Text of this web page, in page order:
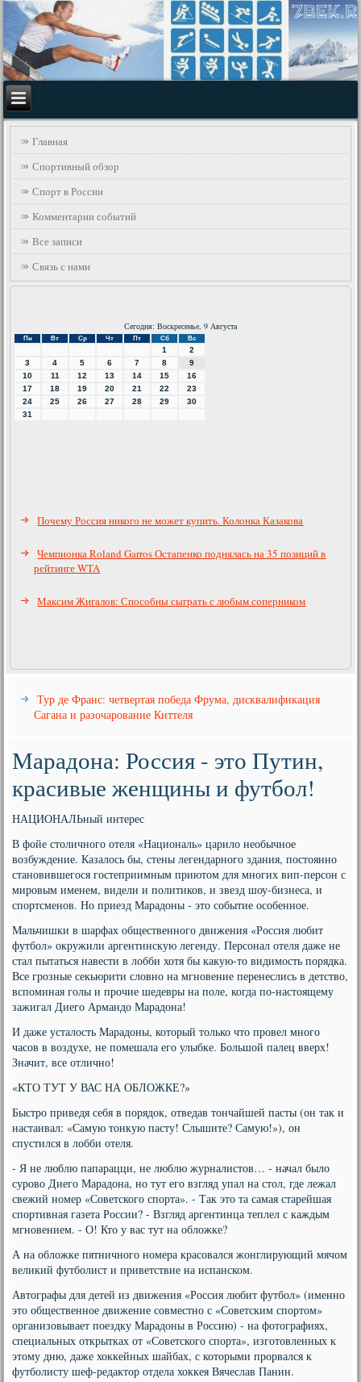
Главная
Спортивный обзор
Спорт в России
Комментарии событий
Все записи
Связь с нами
Сегодня: Воскресенье, 9 Августа
Пн Вт Ср Чт Пт Сб Вс
1
2
3
4 5 6 7 8
9
10
11 12 13 14 15
16
17
18 19 20 21 22
23
24
25 26 27 28 29
30
31
Почему Россия никого не может купить. Колонка Казакова
Чемпионка Roland Garros Остапенко поднялась на 35 позиций в
рейтинге WTA
Максим Жигалов: Способны сыграть с любым соперником
Тур де Франс: четвертая победа Фрума, дисквалификация
Сагана и разочарование Киттеля
Марадона: Россия - это Путин,
красивые женщины и футбол!
НАЦИОНАЛЬный интерес
В фойе столичного отеля «Националь» царило необычное
возбуждение. Казалось бы, стены легендарного здания, постоянно
становившегося гостеприимным приютом для многих вип-персон с
мировым именем, видели и политиков, и звезд шоу-бизнеса, и
спортсменов. Но приезд Марадоны - это событие особенное.
Мальчишки в шарфах общественного движения «Россия любит
футбол» окружили аргентинскую легенду. Персонал отеля даже не
стал пытаться навести в лобби хотя бы какую-то видимость порядка.
Все грозные секьюрити словно на мгновение перенеслись в детство,
вспоминая голы и прочие шедевры на поле, когда по-настоящему
зажигал Диего Армандо Марадона!
И даже усталость Марадоны, который только что провел много
часов в воздухе, не помешала его улыбке. Большой палец вверх!
Значит, все отлично!
«КТО ТУТ У ВАС НА ОБЛОЖКЕ?»
Быстро приведя себя в порядок, отведав тончайшей пасты (он так и
настаивал: «Самую тонкую пасту! Слышите? Самую!»), он
спустился в лобби отеля.
- Я не люблю папарацци, не люблю журналистов… - начал было
сурово Диего Марадона, но тут его взгляд упал на стол, где лежал
свежий номер «Советского спорта». - Так это та самая старейшая
спортивная газета России? - Взгляд аргентинца теплел с каждым
мгновением. - О! Кто у вас тут на обложке?
А на обложке пятничного номера красовался жонглирующий мячом
великий футболист и приветствие на испанском.
Автографы для детей из движения «Россия любит футбол» (именно
это общественное движение совместно с «Советским спортом»
организовывает поездку Марадоны в Россию) - на фотографиях,
специальных открытках от «Советского спорта», изготовленных к
этому дню, даже хоккейных шайбах, с которыми прорвался к
футболисту шеф-редактор отдела хоккея Вячеслав Панин.